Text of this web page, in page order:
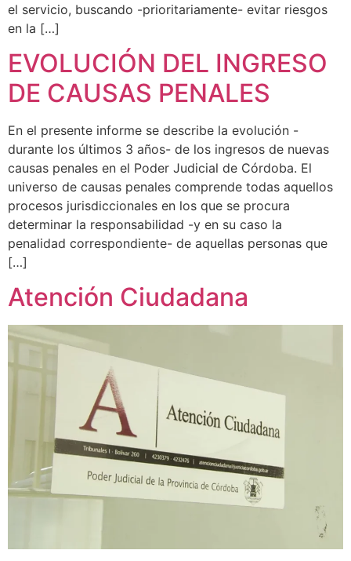
el servicio, buscando -prioritariamente- evitar riesgos
en la […]
EVOLUCIÓN DEL INGRESO
DE CAUSAS PENALES
En el presente informe se describe la evolución -
durante los últimos 3 años- de los ingresos de nuevas
causas penales en el Poder Judicial de Córdoba. El
universo de causas penales comprende todas aquellos
procesos jurisdiccionales en los que se procura
determinar la responsabilidad -y en su caso la
penalidad correspondiente- de aquellas personas que
[…]
Atención Ciudadana